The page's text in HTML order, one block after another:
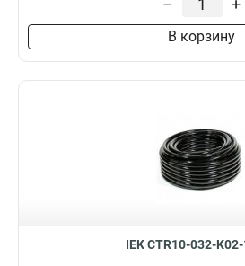
– +
В корзину
IEK CTR10-032-